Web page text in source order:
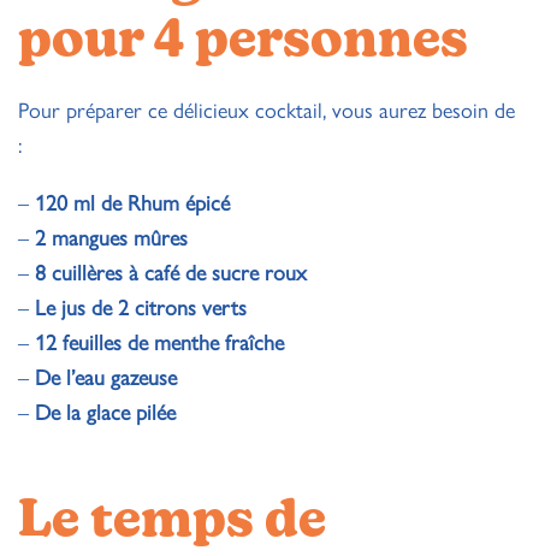
pour 4 personnes
Pour préparer ce délicieux cocktail, vous aurez besoin de
:
– 120 ml de Rhum épicé
– 2 mangues mûres
– 8 cuillères à café de sucre roux
– Le jus de 2 citrons verts
– 12 feuilles de menthe fraîche
– De l’eau gazeuse
– De la glace pilée
Le temps de